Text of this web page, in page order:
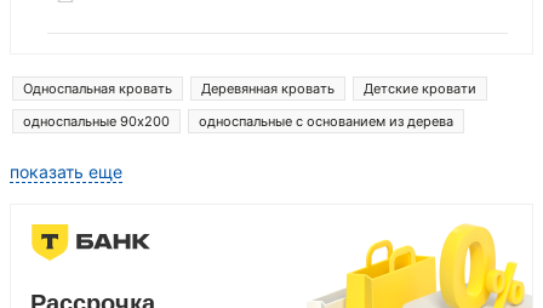
Односпальная кровать Деревянная кровать
Детские кровати
односпальные 90x200
односпальные с основанием из дерева
показать еще